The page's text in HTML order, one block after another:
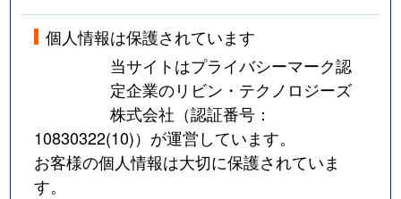
個人情報は保護されています
当サイトはプライバシーマーク認
定企業のリビン・テクノロジーズ
株式会社（認証番号：
10830322(10)）が運営しています。
お客様の個人情報は大切に保護されていま
す。